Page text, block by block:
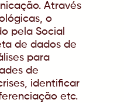
Através
o
pela Social
de dados de
para
de
identificar
etc.